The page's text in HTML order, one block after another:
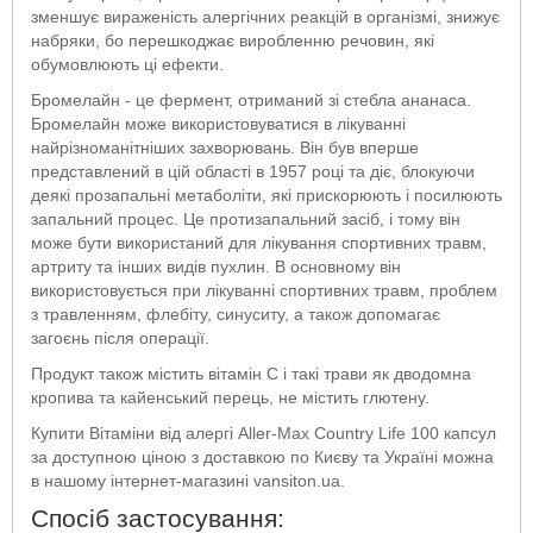
зменшує вираженість алергічних реакцій в організмі, знижує
набряки, бо перешкоджає виробленню речовин, які
обумовлюють ці ефекти.
Бромелайн - це фермент, отриманий зі стебла ананаса.
Бромелайн може використовуватися в лікуванні
найрізноманітніших захворювань. Він був вперше
представлений в цій області в 1957 році та діє, блокуючи
деякі прозапальні метаболіти, які прискорюють і посилюють
запальний процес. Це протизапальний засіб, і тому він
може бути використаний для лікування спортивних травм,
артриту та інших видів пухлин. В основному він
використовується при лікуванні спортивних травм, проблем
з травленням, флебіту, синуситу, а також допомагає
загоєнь після операції.
Продукт також містить вітамін С і такі трави як дводомна
кропива та кайенський перець, не містить глютену.
Купити Вітаміни від алергі Aller-Max Country Life 100 капсул
за доступною ціною з доставкою по Києву та Україні можна
в нашому інтернет-магазині vansiton.ua.
Спосіб застосування: